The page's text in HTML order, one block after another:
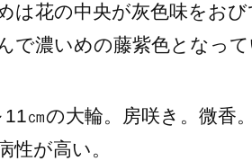
は花の中央が灰色味をおび
で濃いめの藤紫色となって
11㎝の大輪。房咲き。微香
性が高い。